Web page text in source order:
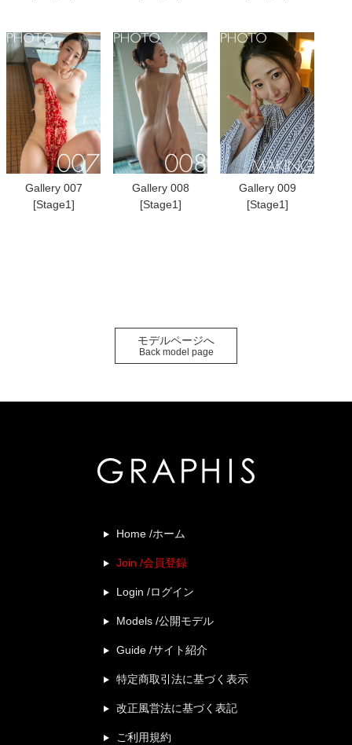
Gallery 007
[Stage1]
Gallery 008
[Stage1]
Gallery 009
[Stage1]
モデルページへ
Back model page
Home /ホーム
Join /会員登録
Login /ログイン
Models /公開モデル
Guide /サイト紹介
特定商取引法に基づく表示
改正風営法に基づく表記
ご利用規約